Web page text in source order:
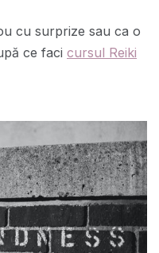
cu surprize sau ca o
ce faci cursul Reiki